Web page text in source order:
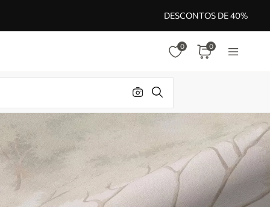
DESCONTOS DE 40%
0 0